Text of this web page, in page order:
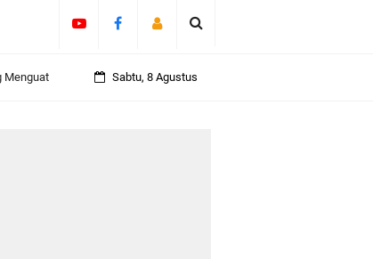
Menguat Sabtu, 8 Agustus